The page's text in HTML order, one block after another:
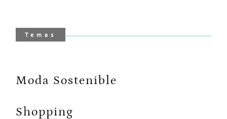
Temas
Moda Sostenible
Shopping